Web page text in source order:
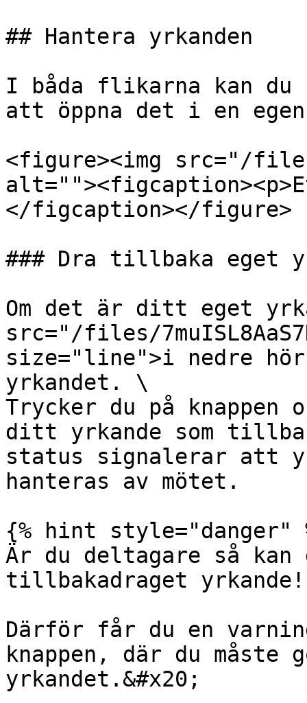
## Hantera yrkanden
I båda flikarna kan
att öppna det i en
<figure><img src="/files/
</figcaption></figure>
### Dra tillbaka eget
Om det är ditt eget
src="/files/
size="line">i nedre
yrkandet. \
Trycker du på knappen
ditt yrkande som
status signalerar att
hanteras av mötet.
{% hint style="danger"
Är du deltagare så
tillbakadraget yrkande!
Därför får du en
knappen, där du
yrkandet.&#x20;